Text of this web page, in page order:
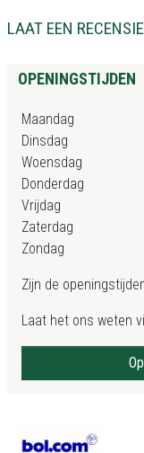
LAAT EEN
OPENINGSTIJDEN
Maandag
Dinsdag
Woensdag
Donderdag
Vrijdag
Zaterdag
Zondag
Zijn de
Laat het ons weten